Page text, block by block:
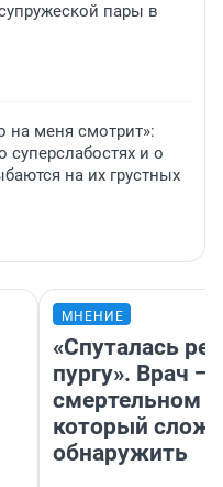
пары в
на меня смотрит»:
суперслабостях и о
на их грустных
МНЕНИЕ
«Спуталась
пургу». Врач —
смертельном
который
обнаружить